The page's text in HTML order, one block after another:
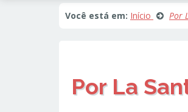
Você está em: Início Por
Por La